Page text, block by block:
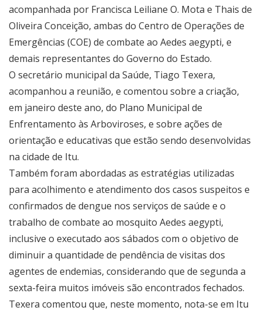
acompanhada por Francisca Leiliane O. Mota e Thais de
Oliveira Conceição, ambas do Centro de Operações de
Emergências (COE) de combate ao Aedes aegypti, e
demais representantes do Governo do Estado.
O secretário municipal da Saúde, Tiago Texera,
acompanhou a reunião, e comentou sobre a criação,
em janeiro deste ano, do Plano Municipal de
Enfrentamento às Arboviroses, e sobre ações de
orientação e educativas que estão sendo desenvolvidas
na cidade de Itu.
Também foram abordadas as estratégias utilizadas
para acolhimento e atendimento dos casos suspeitos e
confirmados de dengue nos serviços de saúde e o
trabalho de combate ao mosquito Aedes aegypti,
inclusive o executado aos sábados com o objetivo de
diminuir a quantidade de pendência de visitas dos
agentes de endemias, considerando que de segunda a
sexta-feira muitos imóveis são encontrados fechados.
Texera comentou que, neste momento, nota-se em Itu